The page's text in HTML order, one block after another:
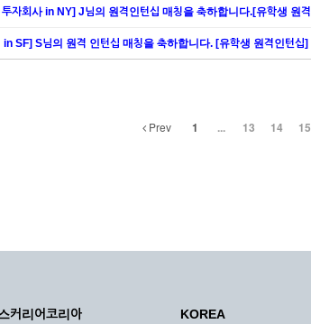
투자회사 in NY] J님의 원격인턴십 매칭을 축하합니다.[유학생 원
in SF] S님의 원격 인턴십 매칭을 축하합니다. [유학생 원격인턴십]
Prev 1 ... 13 14 15
커리어코리아 KOREA